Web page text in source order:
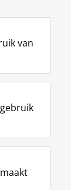
Y
o
T
e
k
van